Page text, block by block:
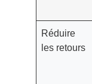
Réduire
les retours